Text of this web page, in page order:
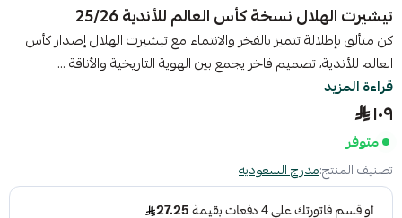
تيشيرت الهلال نسخة كأس العالم للأندية 25/26
كن متألق بإطلالة تتميز بالفخر والانتماء مع تيشيرت الهلال إصدار كأس
العالم للأندية، تصميم فاخر يجمع بين الهوية التاريخية والأناقة ...
قراءة المزيد
١٠٩
متوفر
تصنيف المنتج:مدرج السعوديه